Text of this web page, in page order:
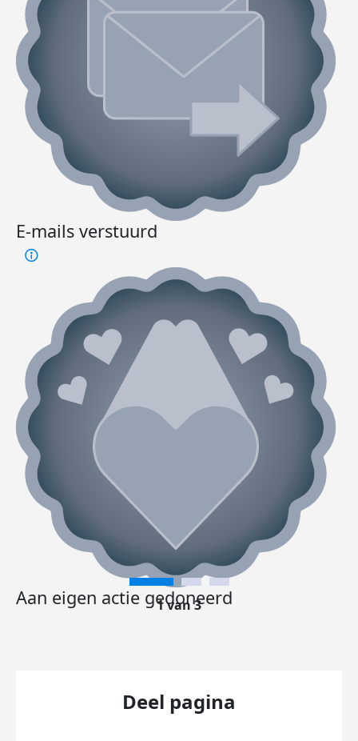
E-mails verstuurd
Aan eigen actie gedoneerd
1 van 3
Deel pagina